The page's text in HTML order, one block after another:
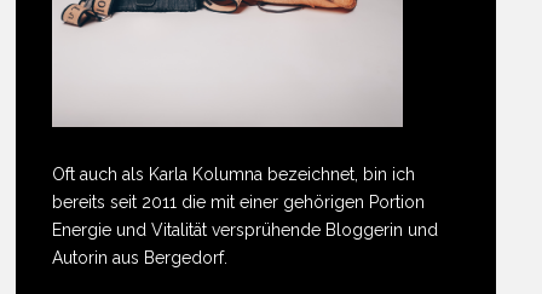
Oft auch als Karla Kolumna bezeichnet, bin ich
bereits seit 2011 die mit einer gehörigen Portion
Energie und Vitalität versprühende Bloggerin und
Autorin aus Bergedorf.